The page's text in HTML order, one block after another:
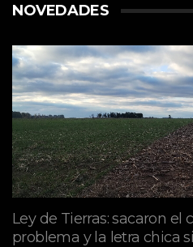
NOVEDADES
Ley de Tierras: sacaron el
problema y la letra chica